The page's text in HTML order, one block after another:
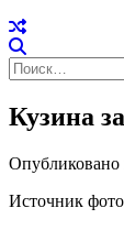
Найти:
Кузина
Опубликовано
Источник